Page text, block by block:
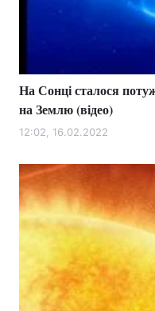
На Сонці сталося
на Землю (відео)
12:02, 16.02.2022